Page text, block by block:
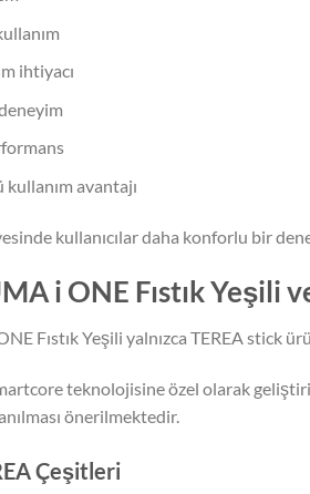
ihtiyacı
avantajı
kullanıcılar daha konforlu bir
i ONE Fıstık Yeşili
Fıstık Yeşili yalnızca TEREA stick
teknolojisine özel olarak
önerilmektedir.
Çeşitleri